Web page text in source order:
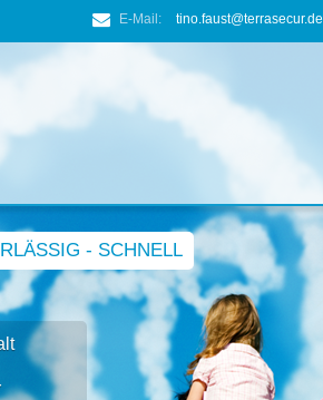
E-Mail: tino.faust@terrasecur.de
- SCHNELL